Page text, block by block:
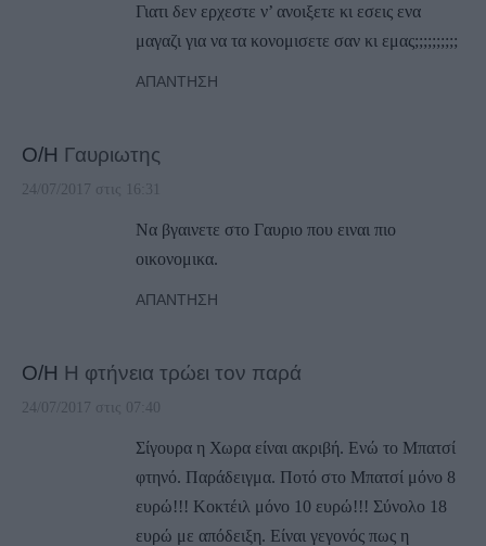
Γιατι δεν ερχεστε ν’ ανοιξετε κι εσεις ενα
μαγαζι για να τα κονομισετε σαν κι εμας;;;;;;;;;;
ΑΠΆΝΤΗΣΗ
Ο/Η Γαυριωτης
24/07/2017 στις 16:31
Να βγαινετε στο Γαυριο που ειναι πιο
οικονομικα.
ΑΠΆΝΤΗΣΗ
Ο/Η Η φτήνεια τρώει τον παρά
24/07/2017 στις 07:40
Σίγουρα η Χωρα είναι ακριβή. Ενώ το Μπατσί
φτηνό. Παράδειγμα. Ποτό στο Μπατσί μόνο 8
ευρώ!!! Κοκτέιλ μόνο 10 ευρώ!!! Σύνολο 18
ευρώ με απόδειξη. Είναι γεγονός πως η